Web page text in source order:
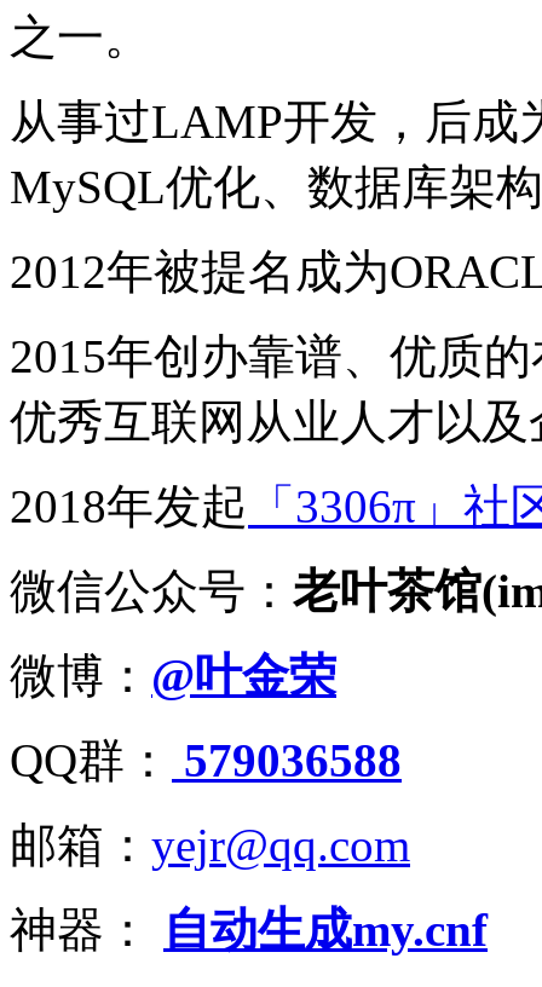
之一。
从事过LAMP开发，后成
MySQL优化、数据库架
2012年被提名成为
2015年创办靠谱、优质
优秀互联网从业人才以
2018年发起 「3306π」社
微信公众号： 老叶茶馆
微博： @叶金荣
QQ群：
579036588
邮箱： yejr@qq.com
神器：
自动生成my.cnf